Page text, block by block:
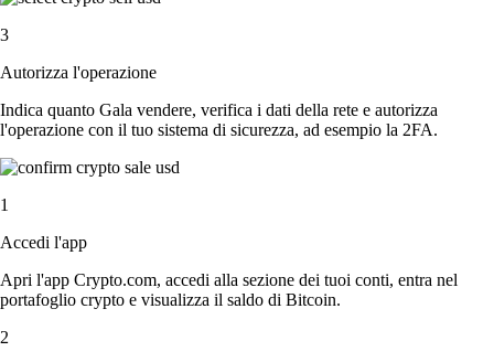
3
Autorizza l'operazione
Indica quanto Gala vendere, verifica i dati della rete e autorizza
l'operazione con il tuo sistema di sicurezza, ad esempio la 2FA.
1
Accedi l'app
Apri l'app Crypto.com, accedi alla sezione dei tuoi conti, entra nel
portafoglio crypto e visualizza il saldo di Bitcoin.
2